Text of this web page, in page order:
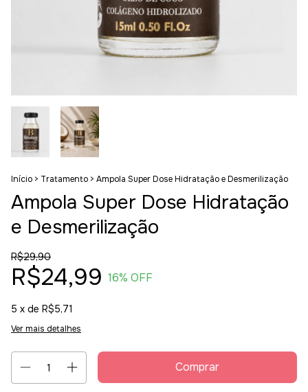
Início > Tratamento > Ampola Super Dose Hidratação e Desmerilização
Ampola Super Dose Hidratação
e Desmerilização
R$29,90
R$24,99 16% OFF
5 x de R$5,71
Ver mais detalhes